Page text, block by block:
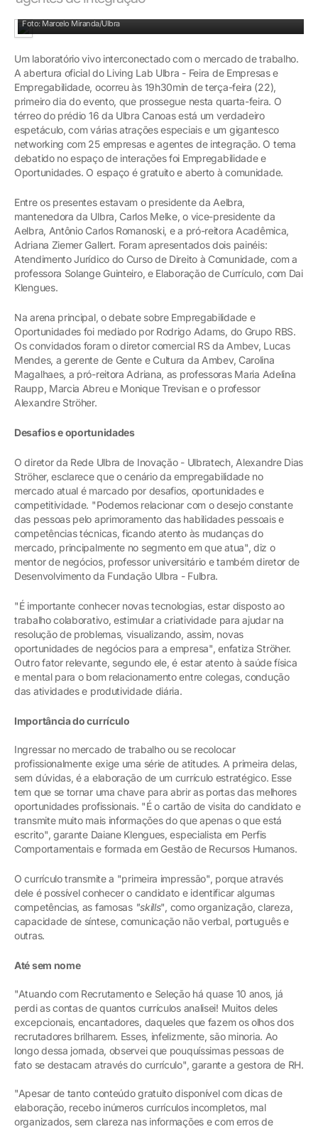
Foto: Marcelo Miranda/Ulbra
Um laboratório vivo interconectado com o mercado de trabalho.
A abertura oficial do Living Lab Ulbra - Feira de Empresas e
Empregabilidade, ocorreu às 19h30min de terça-feira (22),
primeiro dia do evento, que prossegue nesta quarta-feira. O
térreo do prédio 16 da Ulbra Canoas está um verdadeiro
espetáculo, com várias atrações especiais e um gigantesco
networking com 25 empresas e agentes de integração. O tema
debatido no espaço de interações foi Empregabilidade e
Oportunidades. O espaço é gratuito e aberto à comunidade.
Entre os presentes estavam o presidente da Aelbra,
mantenedora da Ulbra, Carlos Melke, o vice-presidente da
Aelbra, Antônio Carlos Romanoski, e a pró-reitora Acadêmica,
Adriana Ziemer Gallert. Foram apresentados dois painéis:
Atendimento Jurídico do Curso de Direito à Comunidade, com a
professora Solange Guinteiro, e Elaboração de Currículo, com Dai
Klengues.
Na arena principal, o debate sobre Empregabilidade e
Oportunidades foi mediado por Rodrigo Adams, do Grupo RBS.
Os convidados foram o diretor comercial RS da Ambev, Lucas
Mendes, a gerente de Gente e Cultura da Ambev, Carolina
Magalhaes, a pró-reitora Adriana, as professoras Maria Adelina
Raupp, Marcia Abreu e Monique Trevisan e o professor
Alexandre Ströher.
Desafios e oportunidades
O diretor da Rede Ulbra de Inovação - Ulbratech, Alexandre Dias
Ströher, esclarece que o cenário da empregabilidade no
mercado atual é marcado por desafios, oportunidades e
competitividade. "Podemos relacionar com o desejo constante
das pessoas pelo aprimoramento das habilidades pessoais e
competências técnicas, ficando atento às mudanças do
mercado, principalmente no segmento em que atua", diz o
mentor de negócios, professor universitário e também diretor de
Desenvolvimento da Fundação Ulbra - Fulbra.
"É importante conhecer novas tecnologias, estar disposto ao
trabalho colaborativo, estimular a criatividade para ajudar na
resolução de problemas, visualizando, assim, novas
oportunidades de negócios para a empresa", enfatiza Ströher.
Outro fator relevante, segundo ele, é estar atento à saúde física
e mental para o bom relacionamento entre colegas, condução
das atividades e produtividade diária.
Importância do currículo
Ingressar no mercado de trabalho ou se recolocar
profissionalmente exige uma série de atitudes. A primeira delas,
sem dúvidas, é a elaboração de um currículo estratégico. Esse
tem que se tornar uma chave para abrir as portas das melhores
oportunidades profissionais. "É o cartão de visita do candidato e
transmite muito mais informações do que apenas o que está
escrito", garante Daiane Klengues, especialista em Perfis
Comportamentais e formada em Gestão de Recursos Humanos.
O currículo transmite a "primeira impressão", porque através
dele é possível conhecer o candidato e identificar algumas
competências, as famosas "skills", como organização, clareza,
capacidade de síntese, comunicação não verbal, português e
outras.
Até sem nome
"Atuando com Recrutamento e Seleção há quase 10 anos, já
perdi as contas de quantos currículos analisei! Muitos deles
excepcionais, encantadores, daqueles que fazem os olhos dos
recrutadores brilharem. Esses, infelizmente, são minoria. Ao
longo dessa jornada, observei que pouquíssimas pessoas de
fato se destacam através do currículo", garante a gestora de RH.
"Apesar de tanto conteúdo gratuito disponível com dicas de
elaboração, recebo inúmeros currículos incompletos, mal
organizados, sem clareza nas informações e com erros de